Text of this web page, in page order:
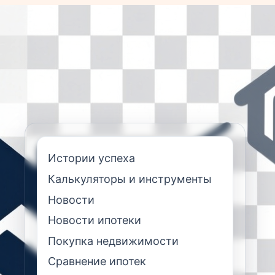
Истории успеха
Калькуляторы и инструменты
Новости
Новости ипотеки
Покупка недвижимости
Сравнение ипотек